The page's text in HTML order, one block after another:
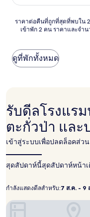
(154
ราคา
ถูก
ที่สุด
ชั่วโมง
ที่
มา
อ้างอิง
จาก
การ
เข้า
คืน
ผู้
ราคาต่อคืนที่ถูกที่สุดที่พบใน
เข้าพัก 2 คน ราคาและจำ
ดูที่พักทั้งหมด
รับดีลโรงแร
ตะกั่วป่า แล
เข้าสู่ระบบเพื่อปลดล็อคส่ว
สุดสัปดาห์นี้สุดสัปดาห์หน้า
กำลังแสดงดีลสำหรับ:
กำลัง
แส
7 ส.ค. - 9
7
ส.ค.
เอาท์ริกเกอร์ เขาหลัก บี